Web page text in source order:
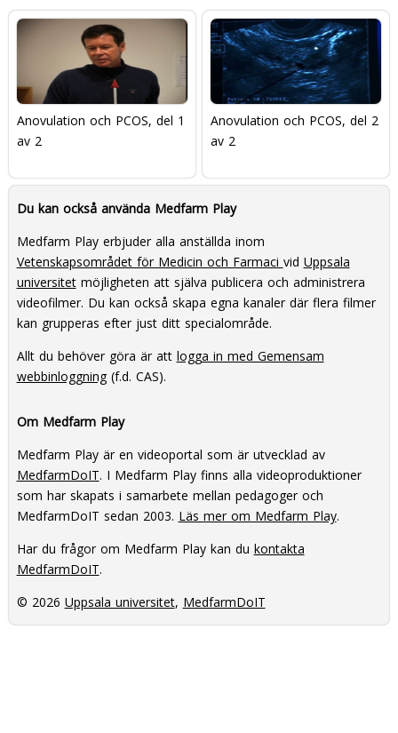
Anovulation och PCOS, del 1
av 2
Anovulation och PCOS, del 2
av 2
Du kan också använda Medfarm Play
Medfarm Play erbjuder alla anställda inom
Vetenskapsområdet för Medicin och Farmaci vid Uppsala
universitetmöjligheten att själva publicera och administrera
videofilmer. Du kan också skapa egna kanaler där flera filmer
kan grupperas efter just ditt specialområde.
Allt du behöver göra är att logga in med Gemensam
webbinloggning(f.d. CAS).
Om Medfarm Play
Medfarm Play är en videoportal som är utvecklad av
MedfarmDoIT. I Medfarm Play finns alla videoproduktioner
som har skapats i samarbete mellan pedagoger och
MedfarmDoIT sedan 2003. Läs mer om Medfarm Play.
Har du frågor om Medfarm Play kan du kontakta
MedfarmDoIT.
© 2026 Uppsala universitet, MedfarmDoIT